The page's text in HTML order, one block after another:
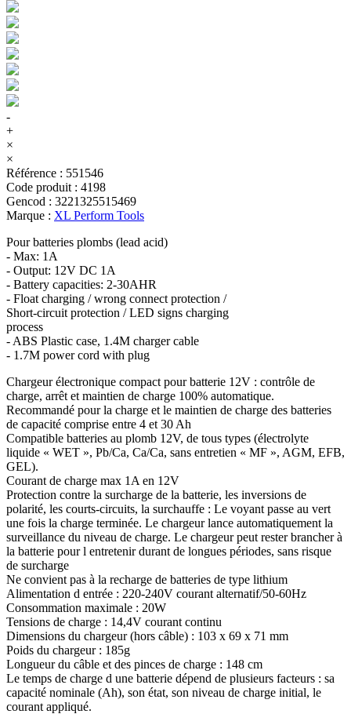
-
+
×
×
Référence : 551546
Code produit : 4198
Gencod : 3221325515469
Marque : XL Perform Tools
Pour batteries plombs (lead acid)
- Max: 1A
- Output: 12V DC 1A
- Battery capacities: 2-30AHR
- Float charging / wrong connect protection /
Short-circuit protection / LED signs charging
process
- ABS Plastic case, 1.4M charger cable
- 1.7M power cord with plug
Chargeur électronique compact pour batterie 12V : contrôle de
charge, arrêt et maintien de charge 100% automatique.
Recommandé pour la charge et le maintien de charge des batteries
de capacité comprise entre 4 et 30 Ah
Compatible batteries au plomb 12V, de tous types (électrolyte
liquide « WET », Pb/Ca, Ca/Ca, sans entretien « MF », AGM, EFB,
GEL).
Courant de charge max 1A en 12V
Protection contre la surcharge de la batterie, les inversions de
polarité, les courts-circuits, la surchauffe : Le voyant passe au vert
une fois la charge terminée. Le chargeur lance automatiquement la
surveillance du niveau de charge. Le chargeur peut rester brancher à
la batterie pour l entretenir durant de longues périodes, sans risque
de surcharge
Ne convient pas à la recharge de batteries de type lithium
Alimentation d entrée : 220-240V courant alternatif/50-60Hz
Consommation maximale : 20W
Tensions de charge : 14,4V courant continu
Dimensions du chargeur (hors câble) : 103 x 69 x 71 mm
Poids du chargeur : 185g
Longueur du câble et des pinces de charge : 148 cm
Le temps de charge d une batterie dépend de plusieurs facteurs : sa
capacité nominale (Ah), son état, son niveau de charge initial, le
courant appliqué.